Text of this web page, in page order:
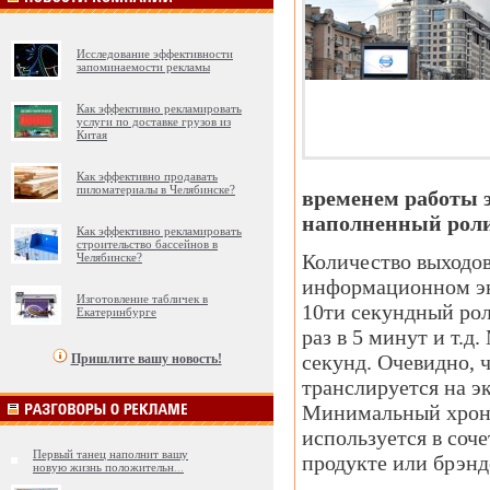
Исследование эффективности
запоминаемости рекламы
Как эффективно рекламировать
услуги по доставке грузов из
Китая
Как эффективно продавать
пиломатериалы в Челябинске?
Как эффективно рекламировать
строительство бассейнов в
Челябинске?
Изготовление табличек в
Екатеринбурге
Пришлите вашу новость!
Первый танец наполнит вашу
новую жизнь положительн
временем работы
наполненный
Количество
информационном
10ти секундный
раз в 5 минут и
секунд. Очевидно,
транслируется на
Минимальный
используется в
продукте или